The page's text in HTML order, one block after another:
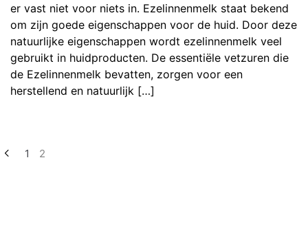
er vast niet voor niets in. Ezelinnenmelk staat bekend
om zijn goede eigenschappen voor de huid. Door deze
natuurlijke eigenschappen wordt ezelinnenmelk veel
gebruikt in huidproducten. De essentiële vetzuren die
de Ezelinnenmelk bevatten, zorgen voor een
herstellend en natuurlijk […]
1 2